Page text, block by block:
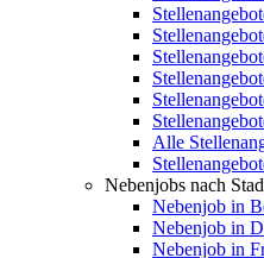
Alle
Nebenjobs nach
Nebenjob in
Nebenjob in
Nebenjob in